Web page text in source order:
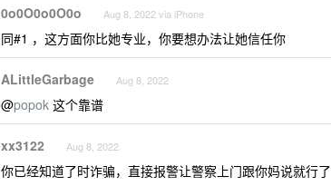
0o0O0o0O0o Aug 8, 2022 via iPhone
同#1 ，这方面你比她专业，你要想办法让她信任你
ALittleGarbage Aug 8, 2022
@popok 这个靠谱
xx3122 Aug 8, 2022
你已经知道了时诈骗，直接报警让警察上门跟你妈说就行了